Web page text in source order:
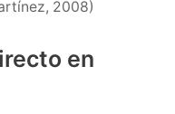
2008)
en